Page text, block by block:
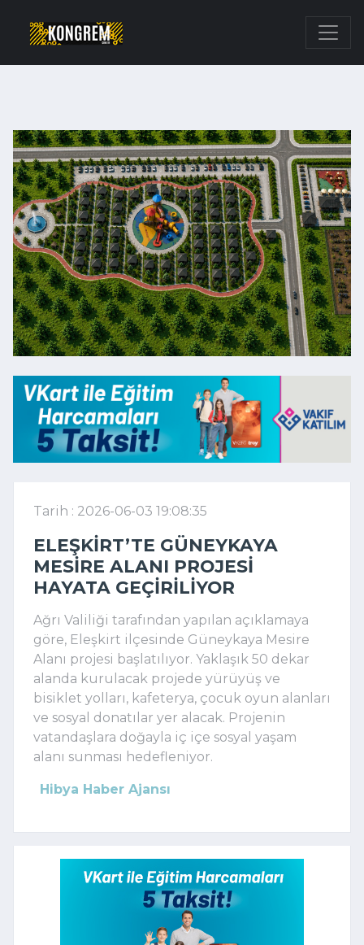
Tarih : 2026-06-03 19:08:35
ELEŞKIRT’TE GÜNEYKAYA
MESIRE ALANI PROJESI
HAYATA GEÇIRILIYOR
Ağrı Valiliği tarafından yapılan açıklamaya
göre, Eleşkirt ilçesinde Güneykaya Mesire
Alanı projesi başlatılıyor. Yaklaşık 50 dekar
alanda kurulacak projede yürüyüş ve
bisiklet yolları, kafeterya, çocuk oyun alanları
ve sosyal donatılar yer alacak. Projenin
vatandaşlara doğayla iç içe sosyal yaşam
alanı sunması hedefleniyor.
Hibya Haber Ajansı